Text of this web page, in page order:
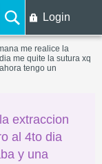
Login
me realice la
me quite la sutura xq
tengo un
extraccion
al 4to dia
y una